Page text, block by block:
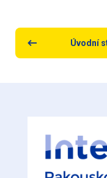
Úvodní